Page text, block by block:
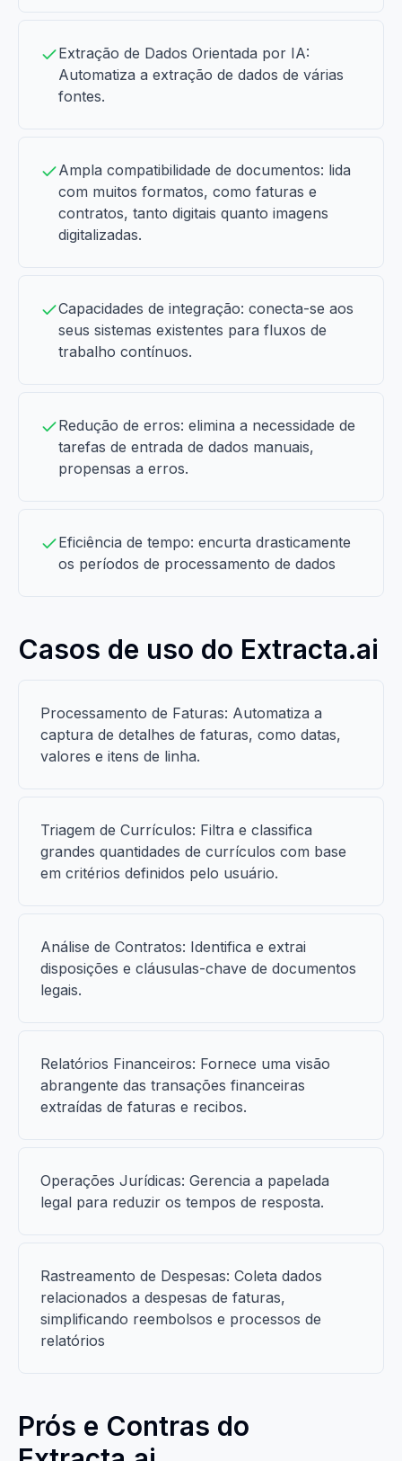
Extração de Dados Orientada por IA:
Automatiza a extração de dados de várias
fontes.
Ampla compatibilidade de documentos: lida
com muitos formatos, como faturas e
contratos, tanto digitais quanto imagens
digitalizadas.
Capacidades de integração: conecta-se aos
seus sistemas existentes para fluxos de
trabalho contínuos.
Redução de erros: elimina a necessidade de
tarefas de entrada de dados manuais,
propensas a erros.
Eficiência de tempo: encurta drasticamente
os períodos de processamento de dados
Casos de uso do Extracta.ai
Processamento de Faturas: Automatiza a
captura de detalhes de faturas, como datas,
valores e itens de linha.
Triagem de Currículos: Filtra e classifica
grandes quantidades de currículos com base
em critérios definidos pelo usuário.
Análise de Contratos: Identifica e extrai
disposições e cláusulas-chave de documentos
legais.
Relatórios Financeiros: Fornece uma visão
abrangente das transações financeiras
extraídas de faturas e recibos.
Operações Jurídicas: Gerencia a papelada
legal para reduzir os tempos de resposta.
Rastreamento de Despesas: Coleta dados
relacionados a despesas de faturas,
simplificando reembolsos e processos de
relatórios
Prós e Contras do